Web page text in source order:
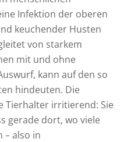
Infektion der oberen
keuchender Husten
von starkem
mit und ohne
kann auf den so
hindeuten. Die
Tierhalter irritierend: Sie
gerade dort, wo viele
– also in